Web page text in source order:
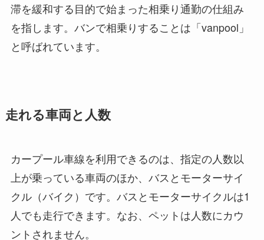
滞を緩和する目的で始まった相乗り通勤の仕組み
を指します。バンで相乗りすることは「vanpool」
と呼ばれています。
走れる車両と人数
カープール車線を利用できるのは、指定の人数以
上が乗っている車両のほか、バスとモーターサイ
クル（バイク）です。バスとモーターサイクルは1
人でも走行できます。なお、ペットは人数にカウ
ントされません。